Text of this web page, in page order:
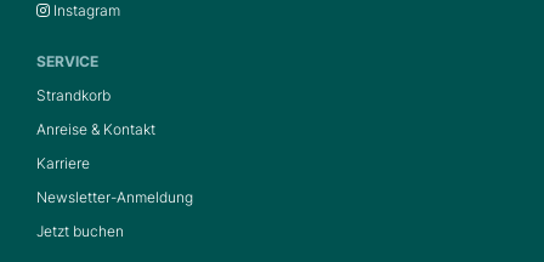
Instagram
SERVICE
Strandkorb
Anreise & Kontakt
Karriere
Newsletter-Anmeldung
Jetzt buchen